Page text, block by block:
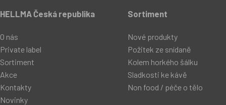
HELLMA Česká republika
O nás
Private label
Sortiment
Akce
Kontakty
Novinky
Sortiment
Nové produkty
Požitek ze snídaně
Kolem horkého šálku
Sladkosti ke kávě
Non food / péče o tělo